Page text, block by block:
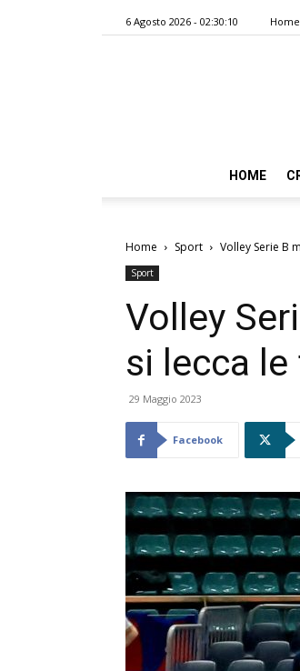
6 Agosto 2026 - 02:30:10 Home
HOME
Home Sport Volley Serie B
Sport
Volley
si lecca
29 Maggio 2023
Facebook